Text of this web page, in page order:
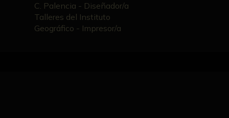
C. Palencia - Diseñador/a
Talleres del Instituto
Geográfico - Impresor/a